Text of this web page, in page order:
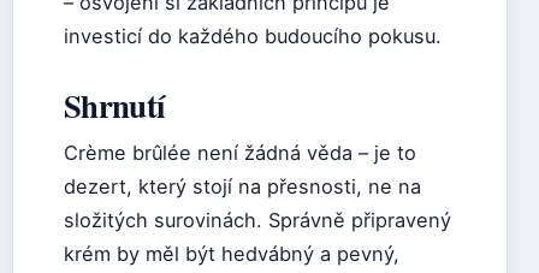
investicí do každého budoucího pokusu.
Shrnutí
Crème brûlée není žádná věda – je to
dezert, který stojí na přesnosti, ne na
složitých surovinách. Správně připravený
krém by měl být hedvábný a pevný,